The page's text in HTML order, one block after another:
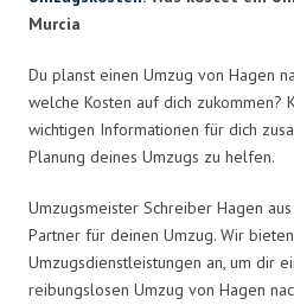
Murcia
Du planst einen Umzug von Hagen
welche Kosten auf dich zukommen?
wichtigen Informationen für dich
Planung deines Umzugs zu helfen.
Umzugsmeister Schreiber Hagen
Partner für deinen Umzug. Wir
Umzugsdienstleistungen an, um dir
reibungslosen Umzug von Hagen